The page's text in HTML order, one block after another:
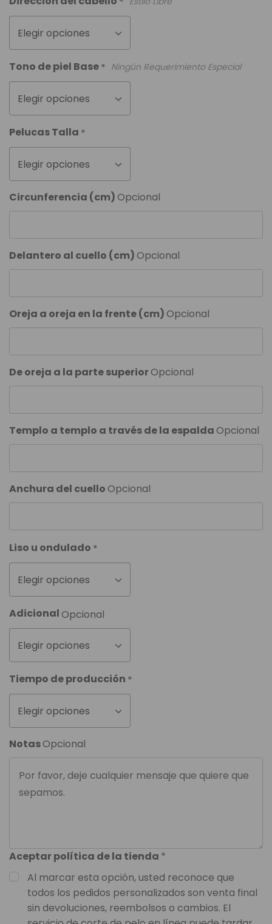
Elegir opciones
Tono de piel Base* Ningún Requerimiento Especial
Elegir opciones
Pelucas Talla *
Elegir opciones
Circunferencia (cm)Opcional
Delantero al cuello (cm)Opcional
Oreja a oreja en la frente (cm)Opcional
De oreja a la parte superiorOpcional
Templo a templo a través de la espaldaOpcional
Anchura del cuelloOpcional
Liso u ondulado *
Elegir opciones
AdicionalOpcional
Elegir opciones
Tiempo de producción *
Elegir opciones
NotasOpcional
Aceptar política de la tienda *
Al marcar esta opción, usted reconoce que
todos los pedidos personalizados son venta final
sin devoluciones, reembolsos o cambios. El